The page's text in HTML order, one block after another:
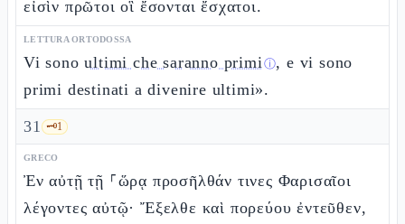
εἰσὶν πρῶτοι οἳ ἔσονται ἔσχατοι.
LETTURA ORTODOSSA
Vi sonoultimi che saranno primiⓘ, e vi sono
primi destinati a divenire ultimi».
31 🗝️1
GRECO
Ἐν αὐτῇ τῇ ⸀ὥρᾳ προσῆλθάν τινες Φαρισαῖοι
λέγοντες αὐτῷ· Ἔξελθε καὶ πορεύου ἐντεῦθεν,